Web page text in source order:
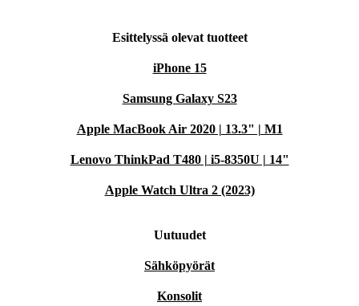
Esittelyssä olevat tuotteet
iPhone 15
Samsung Galaxy S23
Apple MacBook Air 2020 | 13.3" | M1
Lenovo ThinkPad T480 | i5-8350U | 14"
Apple Watch Ultra 2 (2023)
Uutuudet
Sähköpyörät
Konsolit